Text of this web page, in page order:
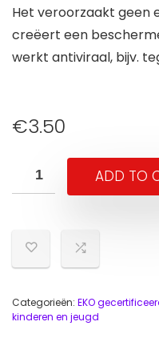
Het veroorzaakt geen
creëert een
werkt antiviraal, bijv.
€3.50
ADD TO
Categorieën: EKO
kinderen en jeugd